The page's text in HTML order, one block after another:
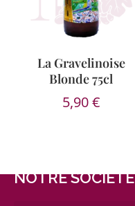
La Gravelinoise
Blonde 75cl
5,90€
NOTRE SOCIÉTÉ